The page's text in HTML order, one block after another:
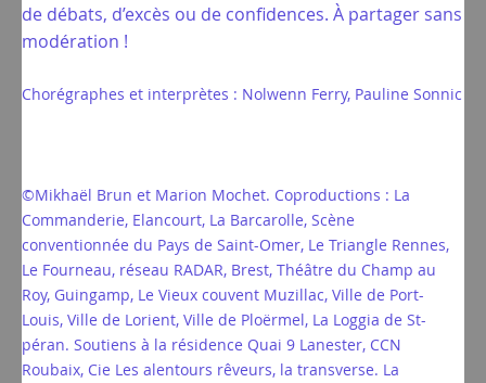
de débats, d’excès ou de confidences. À partager sans
modération !
Chorégraphes et interprètes : Nolwenn Ferry, Pauline Sonnic
©Mikhaël Brun et Marion Mochet. Coproductions : La
Commanderie, Elancourt, La Barcarolle, Scène
conventionnée du Pays de Saint-Omer, Le Triangle Rennes,
Le Fourneau, réseau RADAR, Brest, Théâtre du Champ au
Roy, Guingamp, Le Vieux couvent Muzillac, Ville de Port-
Louis, Ville de Lorient, Ville de Ploërmel, La Loggia de St-
péran. Soutiens à la résidence Quai 9 Lanester, CCN
Roubaix, Cie Les alentours rêveurs, la transverse. La